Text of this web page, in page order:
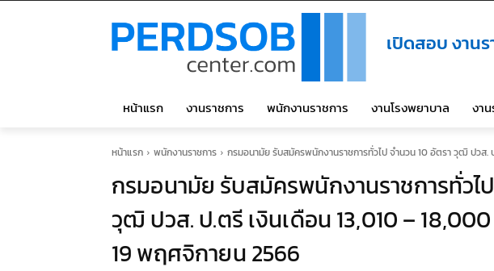
เปิดสอบ งาน
หน้าแรก งานราชการ พนักงานราชการ งานโรงพยาบาล งา
หน้าแรก พนักงานราชการ กรมอนามัย รับสมัครพนักงานราชการทั่วไป จำนวน 10 อัตรา วุฒิ ปวส.
กรมอนามัย รับสมัครพนักงานราชการทั่วไ
วุฒิ ปวส. ป.ตรี เงินเดือน 13,010 –
19 พฤศจิกายน 2566